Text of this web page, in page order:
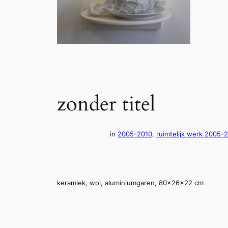
zonder titel
in 2005-2010, ruimtelijk werk 2005-
keramiek, wol, aluminiumgaren, 80x26x22 cm